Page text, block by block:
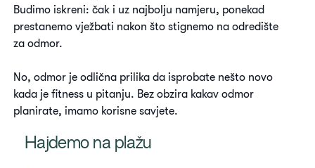
Budimo iskreni: čak i uz najbolju namjeru, ponekad
prestanemo vježbati nakon što stignemo na odredište
za odmor.
No, odmor je odlična prilika da isprobate nešto novo
kada je fitness u pitanju. Bez obzira kakav odmor
planirate, imamo korisne savjete.
Hajdemo na plažu